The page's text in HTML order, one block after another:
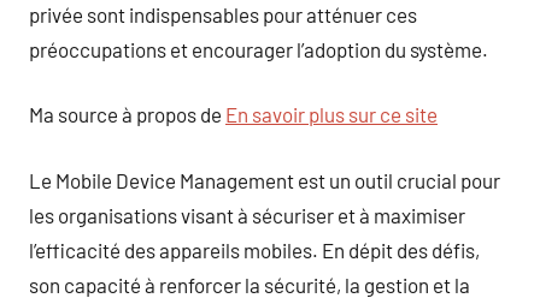
privée sont indispensables pour atténuer ces
préoccupations et encourager l’adoption du système.
Ma source à propos de En savoir plus sur ce site
Le Mobile Device Management est un outil crucial pour
les organisations visant à sécuriser et à maximiser
l’efficacité des appareils mobiles. En dépit des défis,
son capacité à renforcer la sécurité, la gestion et la